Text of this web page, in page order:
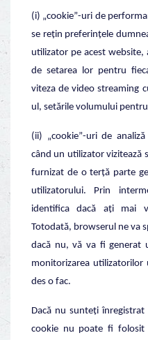
(i) „cookie”-uri de
se rețin preferințele
utilizator pe acest
de setarea lor pentru
viteza de video streaming
ul, setările volumului
(ii) „cookie”-uri de
când un utilizator vizitează
furnizat de o terță parte
utilizatorului. Prin
identifica dacă ați mai
Totodată, browserul ne va
dacă nu, vă va fi generat
monitorizarea utilizatorilor
des o fac.
Dacă nu sunteți
cookie nu poate fi folosit